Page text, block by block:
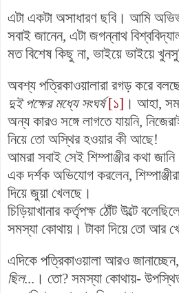
এটা একটা অসাধারণ ছবি। আমি
সবাই জানেন, এটা জগন্নাথ
মত বিশেষ কিছু না, ভাইয়ে ভাইয়ে
অবশ্য পত্রিকাওয়ালারা রগড় করে
দুই পক্ষের মধ্যে সংঘর্ষ [১] । আহা,
অন্য কারও সঙ্গে লাগতে যায়নি,
নিয়ে তো অস্থির হওয়ার কী আছে!
আমরা সবাই সেই শিম্পাঞ্জীর কথা
এক দর্শক অভিযোগ করলেন,
দিয়ে জুয়া খেলছে।
চিড়িয়াখানার কর্তৃপক্ষ ঠোঁট উল্টে
সমস্যা কোথায়। টাকা দিয়ে তো আর
এদিকে পত্রিকাওয়ালা আরও জানাচ্ছেন,
ছিল...। তো? সমস্যা কোথায়-